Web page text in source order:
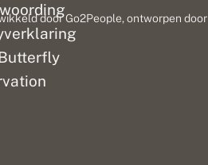
doorGo2People, ontworpen door